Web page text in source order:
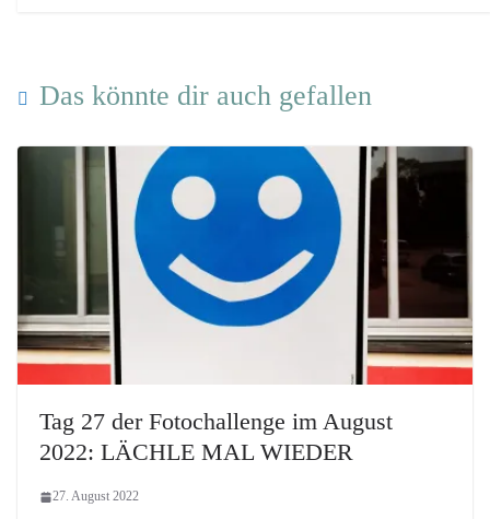
Das könnte dir auch gefallen
Tag 27 der Fotochallenge im August
2022: LÄCHLE MAL WIEDER
27. August 2022